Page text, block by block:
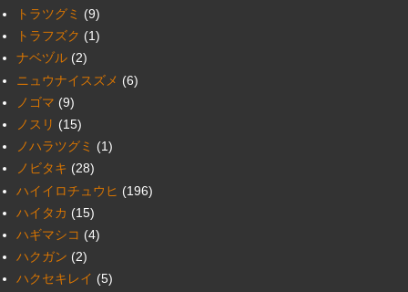
トラツグミ (9)
トラフズク (1)
ナベヅル (2)
ニュウナイスズメ (6)
ノゴマ (9)
ノスリ (15)
ノハラツグミ (1)
ノビタキ (28)
ハイイロチュウヒ (196)
ハイタカ (15)
ハギマシコ (4)
ハクガン (2)
ハクセキレイ (5)